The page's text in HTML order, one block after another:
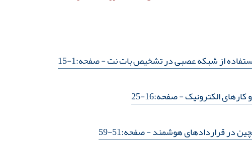
- صفحه:1-15
الکترونیک- صفحه:16-25
در قراردادهای هوشمند- صفحه:51-59